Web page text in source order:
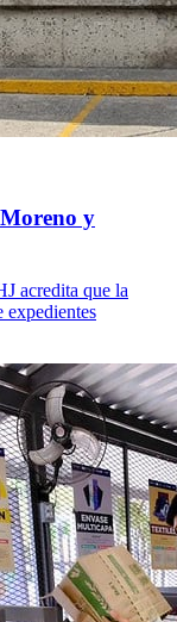
y
acredita que la
expedientes